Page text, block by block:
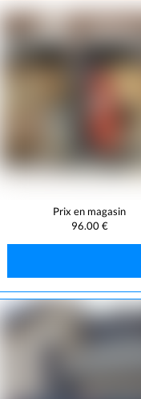
Prix en magasin
96.00 €